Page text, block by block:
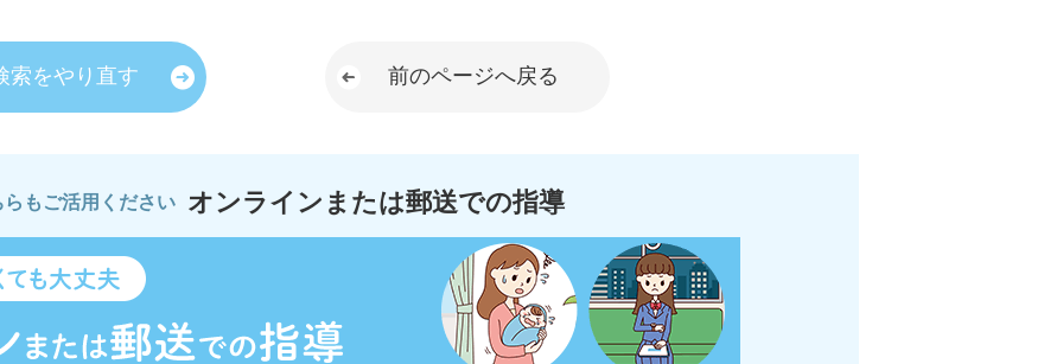
索をやり直す 前のページへ戻る
らもご活用ください オンラインまたは郵送での指導